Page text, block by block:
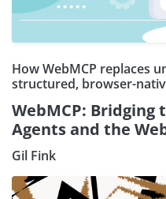
How WebMCP replaces
structured, browser-
WebMCP: Bridging
Agents and the
Gil Fink